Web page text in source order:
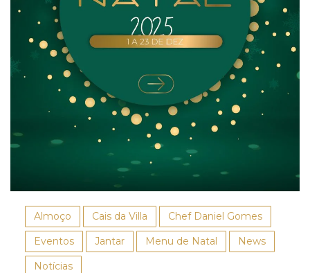
Almoço Cais da Villa
Chef Daniel Gomes
Eventos
Jantar Menu de Natal
News
Notícias